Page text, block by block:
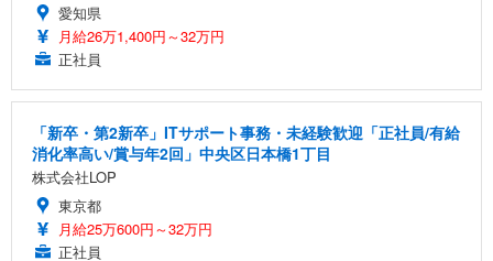
愛知県
月給26万1,400円～32万円
正社員
「新卒・第2新卒」ITサポート事務・未経験歓迎「正社員/有給
消化率高い/賞与年2回」中央区日本橋1丁目
株式会社LOP
東京都
月給25万600円～32万円
正社員